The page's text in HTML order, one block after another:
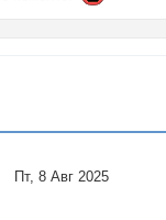
Пт, 8 Авг 2025